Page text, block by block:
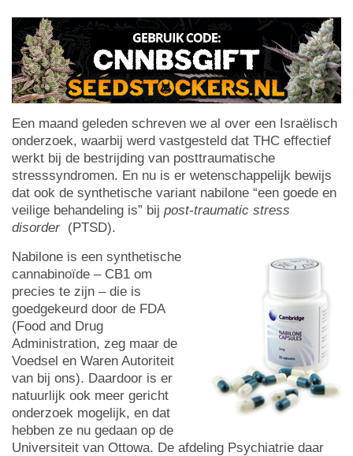
Een maand geleden schreven we al over een Israëlisch
onderzoek, waarbij werd vastgesteld dat THC effectief
werkt bij de bestrijding van posttraumatische
stresssyndromen. En nu is er wetenschappelijk bewijs
dat ook de synthetische variant nabilone “een goede en
veilige behandeling is” bij post-traumatic stress
disorder (PTSD).
Nabilone is een synthetische
cannabinoïde – CB1 om
precies te zijn – die is
goedgekeurd door de FDA
(Food and Drug
Administration, zeg maar de
Voedsel en Waren Autoriteit
van bij ons). Daardoor is er
natuurlijk ook meer gericht
onderzoek mogelijk, en dat
hebben ze nu gedaan op de
Universiteit van Ottowa. De afdeling Psychiatrie daar